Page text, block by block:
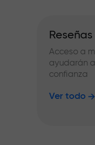
Acceso a
ayudarán
confianza
Ver todo